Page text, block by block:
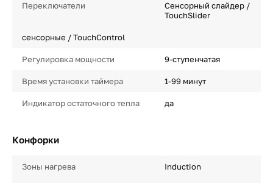
Переключатели
Сенсорный слайдер /
TouchSlider
сенсорные / TouchControl
Регулировка мощности 9-ступенчатая
Время установки таймера 1-99 минут
Индикатор остаточного тепла да
Конфорки
Зоны нагрева Induction